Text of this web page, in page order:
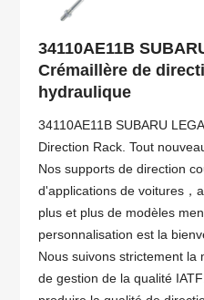
34110AE11B
Crémaillère de
hydraulique
34110AE11B SUBARU
Direction Rack. Tout
Nos supports de direction
d'applications de voitures，
plus et plus de modèles
personnalisation est la
Nous suivons strictement
de gestion de la qualité